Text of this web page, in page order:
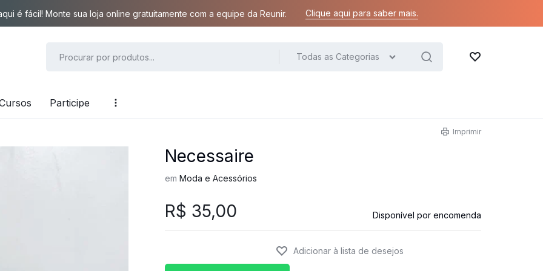
é fácil! Monte sua loja online gratuitamente com a equipe da Reunir. Clique aqui para saber mais.
Todas as Categorias
Participe
Imprimir
Necessaire
emModa e Acessórios
R$ 35,00 Disponível por encomenda